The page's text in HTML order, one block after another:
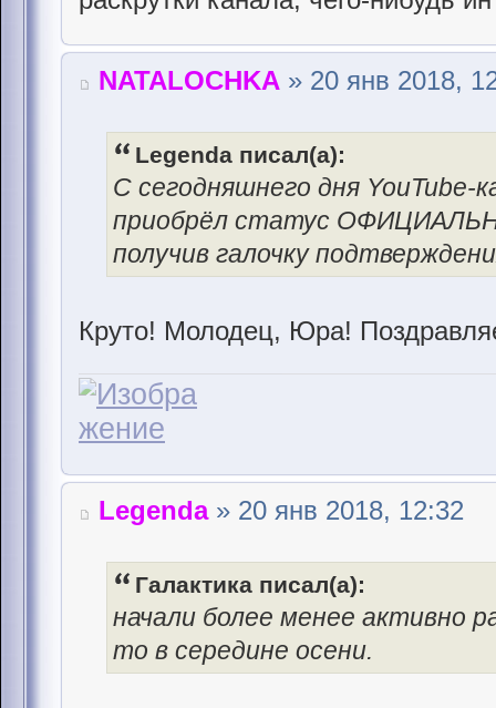
NATALOCHKA » 20 янв 2018,
Legenda писал(а):
С сегодняшнего дня
приобрёл статус
получив галочку
Круто! Молодец, Юра!
Legenda» 20 янв 2018, 12:32
Галактика писал(а):
начали более менее активно
то в середине осени.